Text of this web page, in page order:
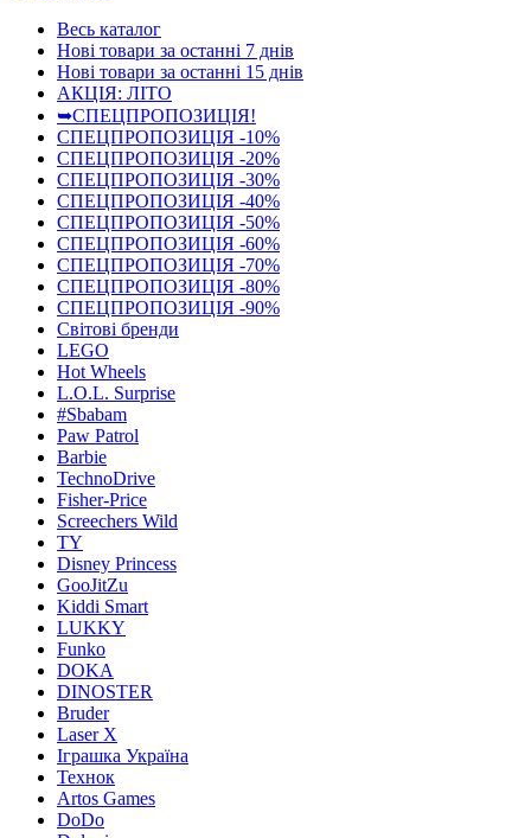
Весь каталог
Нові товари за останнi 7 днiв
Нові товари за останнi 15 днiв
АКЦІЯ: ЛІТО
➥СПЕЦПРОПОЗИЦІЯ!
СПЕЦПРОПОЗИЦІЯ -10%
СПЕЦПРОПОЗИЦІЯ -20%
СПЕЦПРОПОЗИЦІЯ -30%
СПЕЦПРОПОЗИЦІЯ -40%
СПЕЦПРОПОЗИЦІЯ -50%
СПЕЦПРОПОЗИЦІЯ -60%
СПЕЦПРОПОЗИЦІЯ -70%
СПЕЦПРОПОЗИЦІЯ -80%
СПЕЦПРОПОЗИЦІЯ -90%
Світові бренди
LEGO
Hot Wheels
L.O.L. Surprise
#Sbabam
Paw Patrol
Barbie
TechnoDrive
Fisher-Price
Screechers Wild
TY
Disney Princess
GooJitZu
Kiddi Smart
LUKKY
Funko
DOKA
DINOSTER
Bruder
Laser X
Іграшка Україна
Технок
Artos Games
DoDo